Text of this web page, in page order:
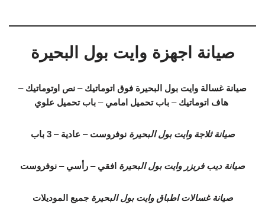
صيانة اجهزة وايت بول البحيرة
صيانة غسالة وايت بول البحيرة فوق اتوماتيك – نص اوتوماتيك –
هاف اتوماتيك – باب تحميل امامي – باب تحميل علوي
صيانة ثلاجة وايت بول البحيرة نوفروست – عادية –3 باب
صيانة ديب فريزر وايت بول البحيرة افقي – رأسي – نوفروست
صيانة غسالات اطباق وايت بول البحيرة جميع الموديلات